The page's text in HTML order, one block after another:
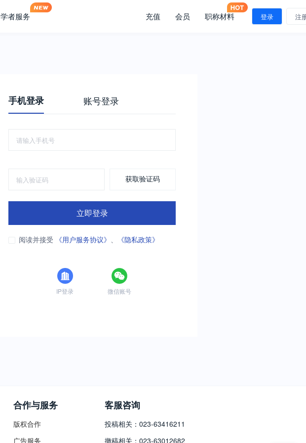
学者服务 充值 会员 职称材料 登录 注
手机登录 账号登录
获取验证码
立即登录
阅读并接受 《用户服务协议》 、 《隐私政策》
IP登录 微信账号
合作与服务
版权合作
广告服务
客服咨询
投稿相关：023-63416211
撤稿相关：023-63012682